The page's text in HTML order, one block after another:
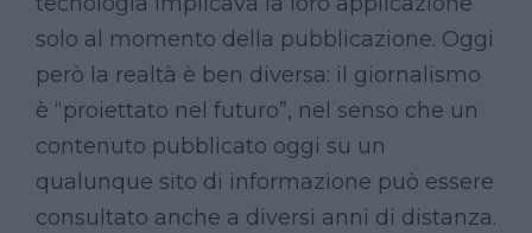
solo al momento della pubblicazione. Oggi
però la realtà è ben diversa: il giornalismo
è “proiettato nel futuro”, nel senso che un
contenuto pubblicato oggi su un
qualunque sito di informazione può essere
consultato anche a diversi anni di distanza.